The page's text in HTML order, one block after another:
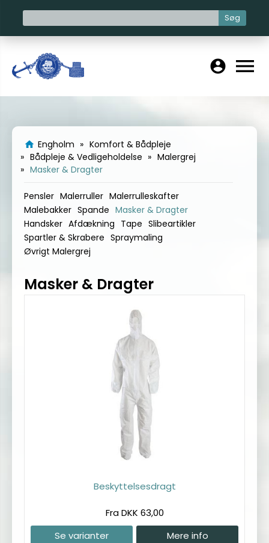
Søg
account_circle menu
home Engholm
Komfort & Bådpleje
Bådpleje & Vedligeholdelse
Malergrej
Masker & Dragter
Pensler Malerruller Malerrulleskafter
Malebakker Spande Masker & Dragter
Handsker Afdækning Tape Slibeartikler
Spartler & Skrabere Spraymaling
Øvrigt Malergrej
Masker & Dragter
Beskyttelsesdragt
Fra DKK 63,00
Se varianter
Mere info